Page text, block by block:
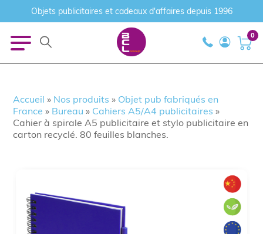
Objets publicitaires et cadeaux d'affaires depuis 1996
0
Accueil » Nos produits » Objet pub fabriqués en
France » Bureau » Cahiers A5/A4 publicitaires »
Cahier à spirale A5 publicitaire et stylo publicitaire en
carton recyclé. 80 feuilles blanches.